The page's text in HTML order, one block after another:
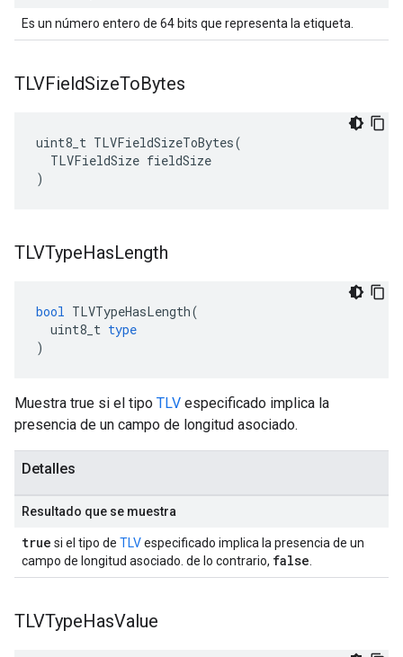
Es un número entero de 64 bits que representa la etiqueta.
TLVFieldSizeToBytes
uint8_t TLVFieldSizeToBytes(
  TLVFieldSize fieldSize
)
TLVTypeHasLength
bool TLVTypeHasLength(
uint8_t type
)
Muestra true si el tipo TLV especificado implica la
presencia de un campo de longitud asociado.
Detalles
Resultado que se muestra
true si el tipo de TLVespecificado implica la presencia de un
campo de longitud asociado. de lo contrario, false
TLVTypeHasValue